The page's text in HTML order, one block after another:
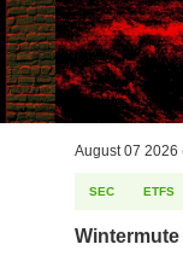
August 07 2026
SEC ETFS